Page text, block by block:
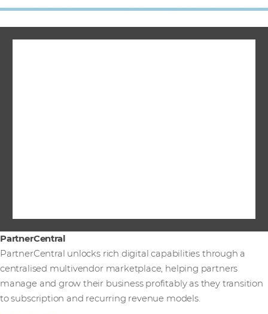
PartnerCentral
PartnerCentral unlocks rich digital capabilities through a
centralised multivendor marketplace, helping partners
manage and grow their business profitably as they transition
to subscription and recurring revenue models.